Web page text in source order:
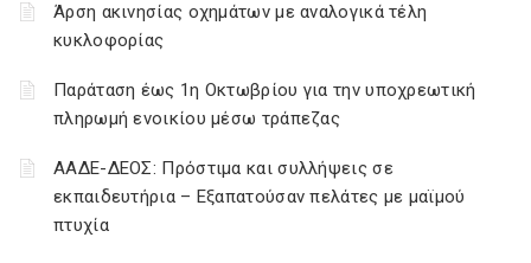
Άρση ακινησίας οχημάτων με αναλογικά τέλη
κυκλοφορίας
Παράταση έως 1η Οκτωβρίου για την υποχρεωτική
πληρωμή ενοικίου μέσω τράπεζας
ΑΑΔΕ-ΔΕΟΣ: Πρόστιμα και συλλήψεις σε
εκπαιδευτήρια – Εξαπατούσαν πελάτες με μαϊμού
πτυχία